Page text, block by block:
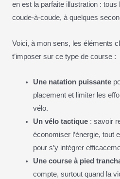
en est la parfaite illustration :
coude-à-coude, à quelques
Voici, à mon sens, les éléments
t’imposer sur ce type de course :
Une natation puissante
placement et limiter les
vélo.
Un vélo tactique : savoir
économiser l’énergie, tout
pour s’y intégrer
Une course à pied
compte, surtout quand la